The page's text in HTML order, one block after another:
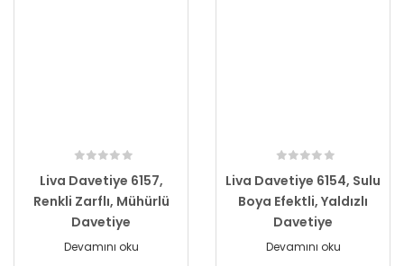
Liva Davetiye 6157,
Renkli Zarflı, Mühürlü
Davetiye
Devamını oku
Liva Davetiye 6154, Sulu
Boya Efektli, Yaldızlı
Davetiye
Devamını oku